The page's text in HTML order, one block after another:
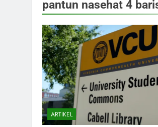
pantun nasehat 4
ARTIKEL